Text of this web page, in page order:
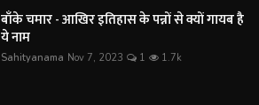
बाँके चमार - आखिर इतिहास के पन्नों से क्यों गायब है
ये नाम
Sahityanama Nov 7, 2023 1 1.7k